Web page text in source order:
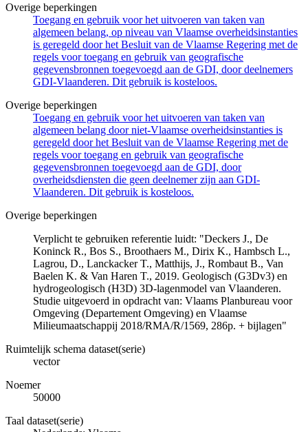
Overige beperkingen
Toegang en gebruik voor het uitvoeren van taken van
algemeen belang, op niveau van Vlaamse overheidsinstanties
is geregeld door het Besluit van de Vlaamse Regering met de
regels voor toegang en gebruik van geografische
gegevensbronnen toegevoegd aan de GDI, door deelnemers
GDI-Vlaanderen. Dit gebruik is kosteloos.
Overige beperkingen
Toegang en gebruik voor het uitvoeren van taken van
algemeen belang door niet-Vlaamse overheidsinstanties is
geregeld door het Besluit van de Vlaamse Regering met de
regels voor toegang en gebruik van geografische
gegevensbronnen toegevoegd aan de GDI, door
overheidsdiensten die geen deelnemer zijn aan GDI-
Vlaanderen. Dit gebruik is kosteloos.
Overige beperkingen
Verplicht te gebruiken referentie luidt: "Deckers J., De
Koninck R., Bos S., Broothaers M., Dirix K., Hambsch L.,
Lagrou, D., Lanckacker T., Matthijs, J., Rombaut B., Van
Baelen K. & Van Haren T., 2019. Geologisch (G3Dv3) en
hydrogeologisch (H3D) 3D-lagenmodel van Vlaanderen.
Studie uitgevoerd in opdracht van: Vlaams Planbureau voor
Omgeving (Departement Omgeving) en Vlaamse
Milieumaatschappij 2018/RMA/R/1569, 286p. + bijlagen"
Ruimtelijk schema dataset(serie)
vector
Noemer
50000
Taal dataset(serie)